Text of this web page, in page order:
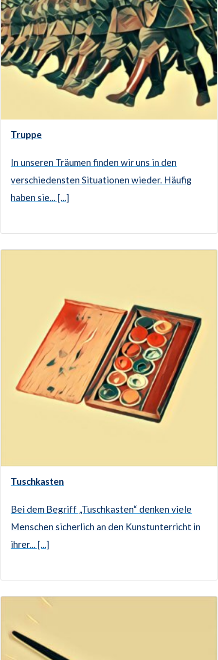
Truppe
In unseren Träumen finden wir uns in den
verschiedensten Situationen wieder. Häufig
haben sie... [...]
Tuschkasten
Bei dem Begriff „Tuschkasten“ denken viele
Menschen sicherlich an den Kunstunterricht in
ihrer... [...]